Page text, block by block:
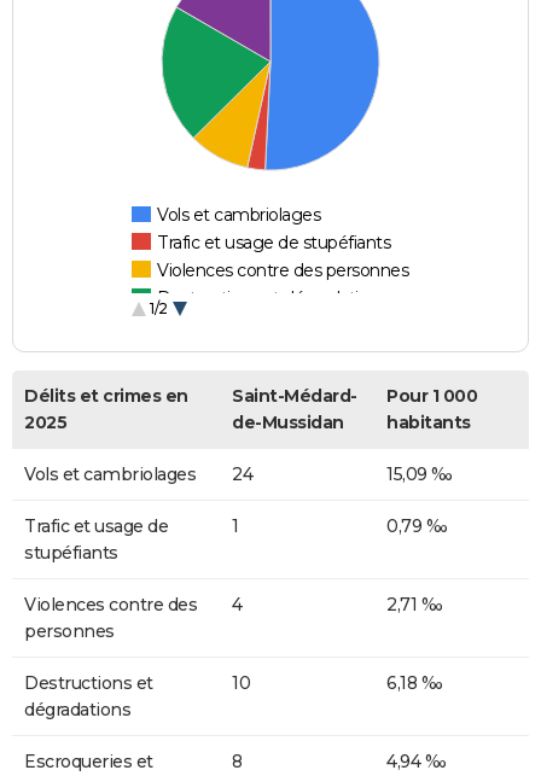
Vols et cambriolages
Trafic et usage de stupéfiants
Violences contre des personnes
Destructions et dégradations
1/2
Délits et crimes en
2025
Saint-Médard-
de-Mussidan
Pour 1 000
habitants
Vols et cambriolages 24 15,09 ‰
Trafic et usage de
stupéfiants
1 0,79 ‰
Violences contre des
personnes
4 2,71 ‰
Destructions et
dégradations
10 6,18 ‰
Escroqueries et
8 4,94 ‰